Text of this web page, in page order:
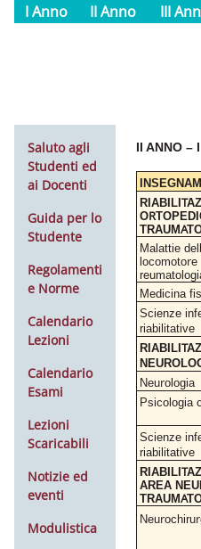
I Anno
II Anno III
Saluto agli
Studenti ed
ai Docenti
Guida per lo
Studente
Regolamenti
e Norme
Calendario
Lezioni
Calendario
Esami
Lezioni
Scaricabili
Notizie ed
eventi
Modulistica
II ANNO – I
RIABILIT
OR
TRAUMA
Malattie
locomotore
r
Medicina
Scienze
riabilitative
RIABILIT
Neurologia
Psicologia
Scienze
riabilitative
RIABILIT
AREA
TRAUMA
Neurochirur